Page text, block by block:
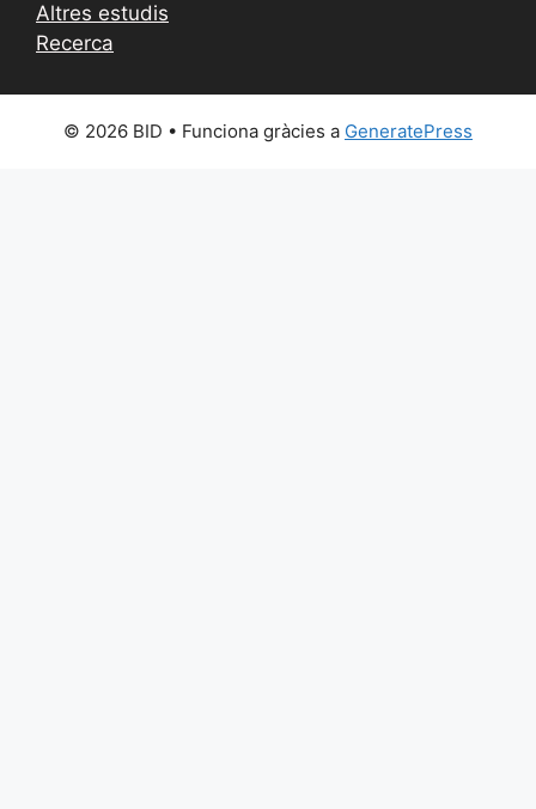
Altres estudis
Recerca
© 2026 BID • Funciona gràcies a GeneratePress